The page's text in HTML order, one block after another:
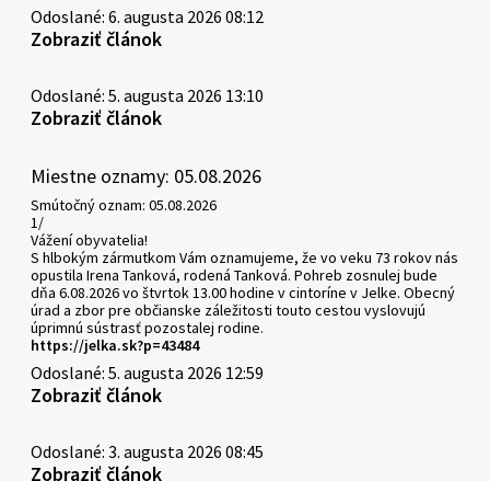
Odoslané: 6. augusta 2026 08:12
Zobraziť článok
Odoslané: 5. augusta 2026 13:10
Zobraziť článok
Miestne oznamy: 05.08.2026
Smútočný oznam: 05.08.2026
1/
Vážení obyvatelia!
S hlbokým zármutkom Vám oznamujeme, že vo veku 73 rokov nás
opustila Irena Tanková, rodená Tanková. Pohreb zosnulej bude
dňa 6.08.2026 vo štvrtok 13.00 hodine v cintoríne v Jelke. Obecný
úrad a zbor pre občianske záležitosti touto cestou vyslovujú
úprimnú sústrasť pozostalej rodine.
https://jelka.sk?p=43484
Odoslané: 5. augusta 2026 12:59
Zobraziť článok
Odoslané: 3. augusta 2026 08:45
Zobraziť článok